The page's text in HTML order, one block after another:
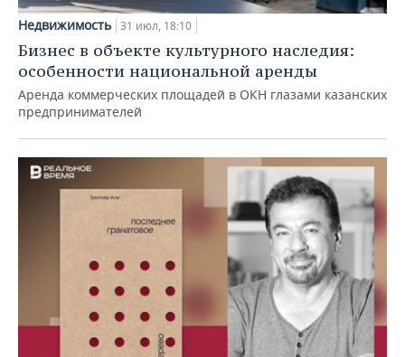
Недвижимость 31 июл, 18:10
Бизнес в объекте культурного наследия:
особенности национальной аренды
Аренда коммерческих площадей в ОКН глазами казанских
предпринимателей